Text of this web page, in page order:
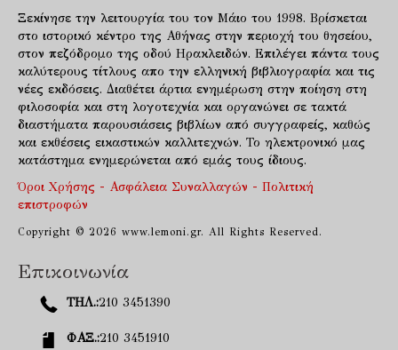
Ξεκίνησε την λειτουργία του τον Μάιο του 1998. Βρίσκεται
στο ιστορικό κέντρο της Αθήνας στην περιοχή του θησείου,
στον πεζόδρομο της οδού Ηρακλειδών. Επιλέγει πάντα τους
καλύτερους τίτλους απο την ελληνική βιβλιογραφία και τις
νέες εκδόσεις. Διαθέτει άρτια ενημέρωση στην ποίηση στη
φιλοσοφία και στη λογοτεχνία και οργανώνει σε τακτά
διαστήματα παρουσιάσεις βιβλίων από συγγραφείς, καθώς
και εκθέσεις εικαστικών καλλιτεχνών. Το ηλεκτρονικό μας
κατάστημα ενημερώνεται από εμάς τους ίδιους.
Όροι Χρήσης - Ασφάλεια Συναλλαγών - Πολιτική
επιστροφών
Copyright © 2026 www.lemoni.gr. All Rights Reserved.
Επικοινωνία
ΤΗΛ.:210 3451390
ΦΑΞ.:210 3451910